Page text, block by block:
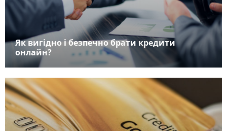
Як вигідно і безпечно брати кредити
онлайн?